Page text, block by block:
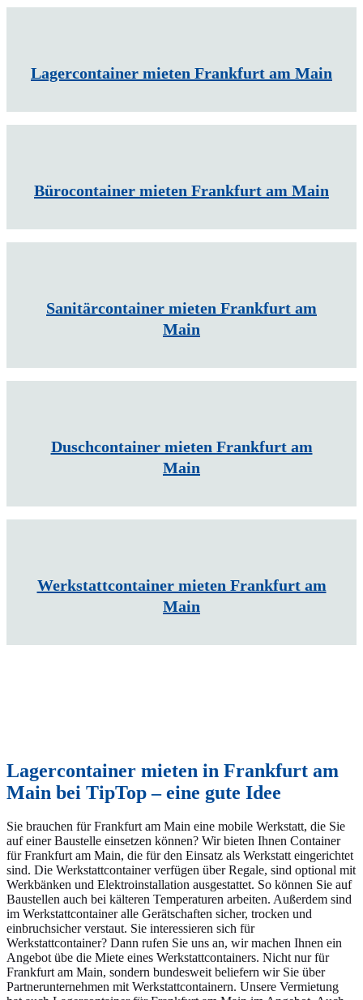
Lagercontainer mieten Frankfurt am Main
Bürocontainer mieten Frankfurt am Main
Sanitärcontainer mieten Frankfurt am
Main
Duschcontainer mieten Frankfurt am
Main
Werkstattcontainer mieten Frankfurt am
Main
Lagercontainer mieten in Frankfurt am
Main bei TipTop – eine gute Idee
Sie brauchen für Frankfurt am Main eine mobile Werkstatt, die Sie
auf einer Baustelle einsetzen können? Wir bieten Ihnen Container
für Frankfurt am Main, die für den Einsatz als Werkstatt eingerichtet
sind. Die Werkstattcontainer verfügen über Regale, sind optional mit
Werkbänken und Elektroinstallation ausgestattet. So können Sie auf
Baustellen auch bei kälteren Temperaturen arbeiten. Außerdem sind
im Werkstattcontainer alle Gerätschaften sicher, trocken und
einbruchsicher verstaut. Sie interessieren sich für
Werkstattcontainer? Dann rufen Sie uns an, wir machen Ihnen ein
Angebot übe die Miete eines Werkstattcontainers. Nicht nur für
Frankfurt am Main, sondern bundesweit beliefern wir Sie über
Partnerunternehmen mit Werkstattcontainern. Unsere Vermietung